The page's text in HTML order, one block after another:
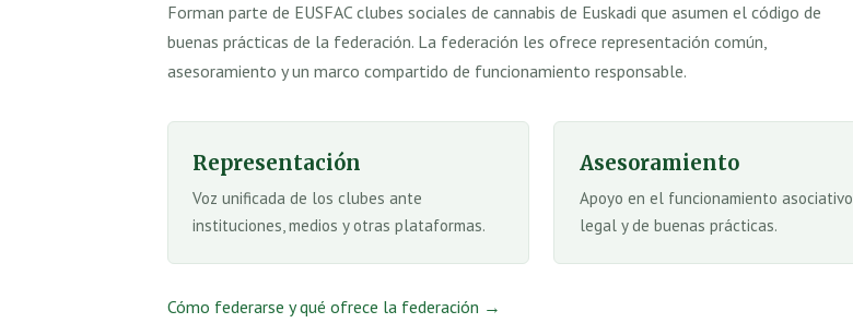
Forman parte de EUSFAC clubes sociales de cannabis de Euskadi que asumen el código de
buenas prácticas de la federación. La federación les ofrece representación común,
asesoramiento y un marco compartido de funcionamiento responsable.
Representación
Voz unificada de los clubes ante
instituciones, medios y otras plataformas.
Asesoramiento
Apoyo en el funcionamiento asociativo,
legal y de buenas prácticas.
Cómo federarse y qué ofrece la federación →